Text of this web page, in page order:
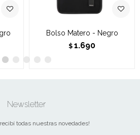
Bolso Matero - Negro
$ 1.690
Newsletter
todas nuestras novedades!